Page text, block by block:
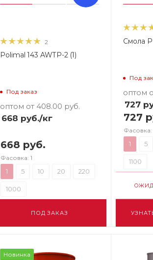
2
Polimal 143 AWTP-2 (1)
Под заказ
оптом от 408.00 руб.
668 руб./кг
668 руб.
Фасовка: 1
1 5 10 20 220
1000
ПОД ЗАКАЗ
Смола
Под
оптом
727
727
Фасовка:
1 5
1100
Новинка